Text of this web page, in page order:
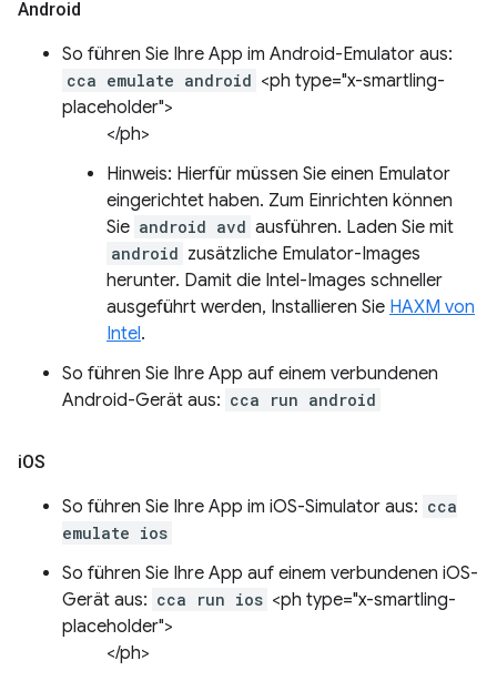
Android
So führen Sie Ihre App im Android-Emulator aus:
cca emulate android <ph type="x-smartling-
placeholder">
</ph>
Hinweis: Hierfür müssen Sie einen Emulator
eingerichtet haben. Zum Einrichten können
Sie android avd ausführen. Laden Sie mit
android zusätzliche Emulator-Images
herunter. Damit die Intel-Images schneller
ausgeführt werden, Installieren Sie HAXM von
Intel.
So führen Sie Ihre App auf einem verbundenen
Android-Gerät aus: cca run android
iOS
So führen Sie Ihre App im iOS-Simulator aus: cca
emulate ios
So führen Sie Ihre App auf einem verbundenen iOS-
Gerät aus: cca run ios <ph type="x-smartling-
placeholder">
</ph>